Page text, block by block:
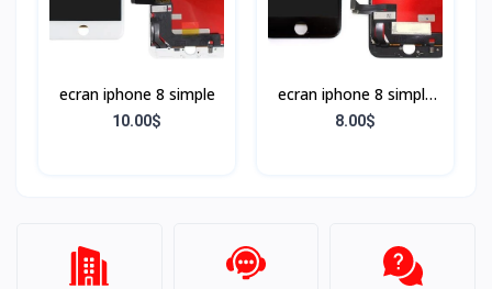
ecran iphone 8 simple
10.00$
ecran iphone 8 simple
Noir
8.00$